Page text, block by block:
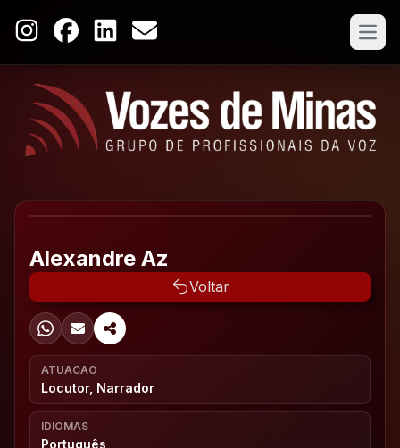
Alexandre Az
Voltar
ATUACAO
Locutor, Narrador
IDIOMAS
Português